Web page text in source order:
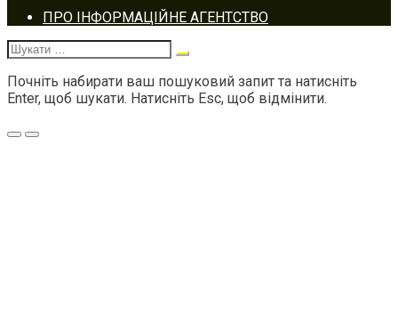
Footer
navigation
ПРО ІНФОРМАЦІЙНЕ АГЕНТСТВО
Шукати:
Почніть набирати ваш пошуковий запит та натисніть
Enter, щоб шукати. Натисніть Esc, щоб відмінити.
Меню